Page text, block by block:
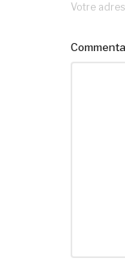
Votre